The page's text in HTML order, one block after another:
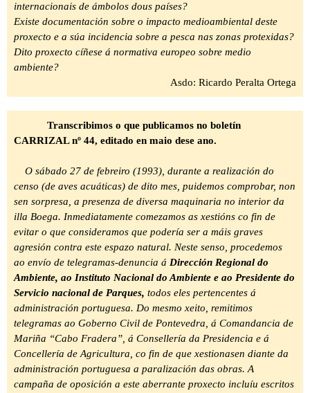
internacionais de ámbolos dous países?
Existe documentación sobre o impacto medioambiental deste
proxecto e a súa incidencia sobre a pesca nas zonas protexidas?
Dito proxecto cíñese á normativa europeo sobre medio
ambiente?
Asdo: Ricardo Peralta Ortega
Transcribimos o que publicamos no boletín
CARRIZAL nº 44, editado en maio dese ano.
O sábado 27 de febreiro (1993), durante a realización do
censo (de aves acuáticas) de dito mes, puidemos comprobar, non
sen sorpresa, a presenza de diversa maquinaria no interior da
illa Boega. Inmediatamente comezamos as xestións co fin de
evitar o que consideramos que podería ser a máis graves
agresión contra este espazo natural. Neste senso, procedemos
ao envío de telegramas-denuncia á Dirección Regional do
Ambiente, ao Instituto Nacional do Ambiente e ao Presidente do
Servicio nacional de Parques, todos eles pertencentes á
administración portuguesa. Do mesmo xeito, remitimos
telegramas ao Goberno Civil de Pontevedra, á Comandancia de
Mariña “Cabo Fradera”, á Consellería da Presidencia e á
Concellería de Agricultura, co fin de que xestionasen diante da
administración portuguesa a paralización das obras. A
campaña de oposición a este aberrante proxecto incluíu escritos